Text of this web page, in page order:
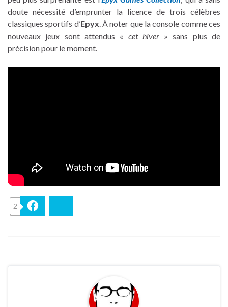
doute nécessité d’emprunter la licence de trois célèbres
classiques sportifs d’Epyx. À noter que la console comme ces
nouveaux jeux sont attendus « cet hiver» sans plus de
précision pour le moment.
2